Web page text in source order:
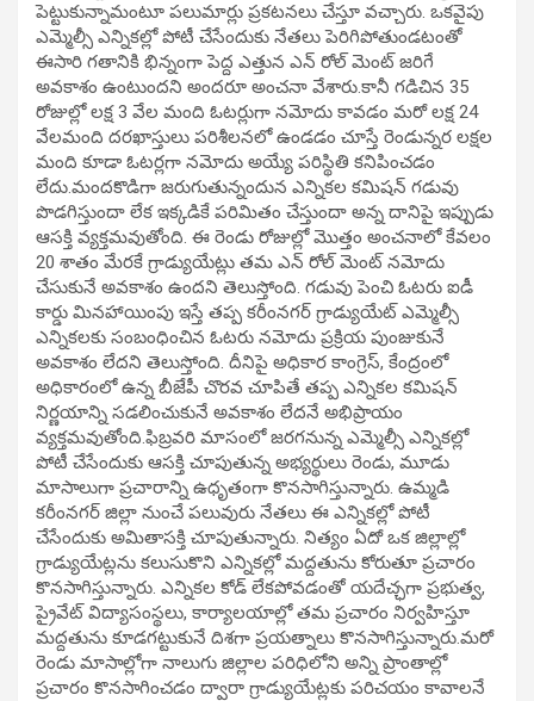
పెట్టుకున్నామంటూ పలుమార్లు ప్రకటనలు చేస్తూ వచ్చారు. ఒకవైపు
ఎమ్మెల్సీ ఎన్నికల్లో పోటీ చేసేందుకు నేతలు పెరిగిపోతుండటంతో
ఈసారి గతానికి భిన్నంగా పెద్ద ఎత్తున ఎన్ రోల్ మెంట్ జరిగే
అవకాశం ఉంటుందని అందరూ అంచనా వేశారు.కానీ గడిచిన 35
రోజుల్లో లక్ష 3 వేల మంది ఓటర్లుగా నమోదు కావడం మరో లక్ష 24
వేలమంది దరఖాస్తులు పరిశీలనలో ఉండడం చూస్తే రెండున్నర లక్షల
మంది కూడా ఓటర్లగా నమోదు అయ్యే పరిస్థితి కనిపించడం
లేదు.మందకొడిగా జరుగుతున్నందున ఎన్నికల కమిషన్ గడువు
పొడగిస్తుందా లేక ఇక్కడికే పరిమితం చేస్తుందా అన్న దానిపై ఇప్పుడు
ఆసక్తి వ్యక్తమవుతోంది. ఈ రెండు రోజుల్లో మొత్తం అంచనాలో కేవలం
20 శాతం మేరకే గ్రాడ్యుయేట్లు తమ ఎన్ రోల్ మెంట్ నమోదు
చేసుకునే అవకాశం ఉందని తెలుస్తోంది. గడువు పెంచి ఓటరు ఐడీ
కార్డు మినహాయింపు ఇస్తే తప్ప కరీంనగర్ గ్రాడ్యుయేట్ ఎమ్మెల్సీ
ఎన్నికలకు సంబంధించిన ఓటరు నమోదు ప్రక్రియ పుంజుకునే
అవకాశం లేదని తెలుస్తోంది. దీనిపై అధికార కాంగ్రెస్, కేంద్రంలో
అధికారంలో ఉన్న బీజేపీ చొరవ చూపితే తప్ప ఎన్నికల కమిషన్
నిర్ణయాన్ని సడలించుకునే అవకాశం లేదనే అభిప్రాయం
వ్యక్తమవుతోంది.ఫిబ్రవరి మాసంలో జరగనున్న ఎమ్మెల్సీ ఎన్నికల్లో
పోటీ చేసేందుకు ఆసక్తి చూపుతున్న అభ్యర్థులు రెండు, మూడు
మాసాలుగా ప్రచారాన్ని ఉధృతంగా కొనసాగిస్తున్నారు. ఉమ్మడి
కరీంనగర్ జిల్లా నుంచే పలువురు నేతలు ఈ ఎన్నికల్లో పోటీ
చేసేందుకు అమితాసక్తి చూపుతున్నారు. నిత్యం ఏదో ఒక జిల్లాల్లో
గ్రాడ్యుయేట్లను కలుసుకొని ఎన్నికల్లో మద్దతును కోరుతూ ప్రచారం
కొనసాగిస్తున్నారు. ఎన్నికల కోడ్ లేకపోవడంతో యదేచ్ఛగా ప్రభుత్వ,
ప్రైవేట్ విద్యాసంస్థలు, కార్యాలయాల్లో తమ ప్రచారం నిర్వహిస్తూ
మద్దతును కూడగట్టుకునే దిశగా ప్రయత్నాలు కొనసాగిస్తున్నారు.మరో
రెండు మాసాల్లోగా నాలుగు జిల్లాల పరిధిలోని అన్ని ప్రాంతాల్లో
ప్రచారం కొనసాగించడం ద్వారా గ్రాడ్యుయేట్లకు పరిచయం కావాలనే